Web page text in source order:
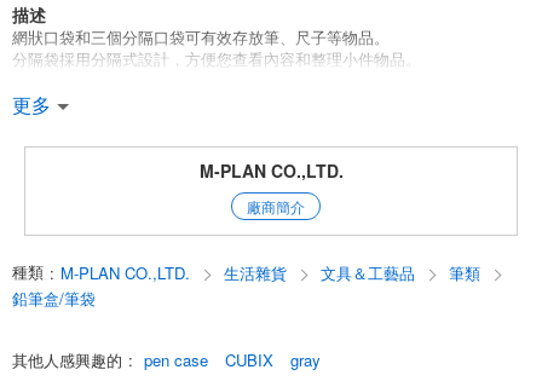
描述
網狀口袋和三個分隔口袋可有效存放筆、尺子等物品。
分隔袋採用分隔式設計，方便您查看內容和整理小件物品。
*多個隔板便於對內容進行分類和整理。
*也可用作化妝包
*緩沖材料可用作智慧型手機、手機電池等的小工具包。
*垂直形狀，便於放入和取出鋼筆
還可用於攜帶求職、資格考試等各種文具用品。
*任何外觀顏色的內襯均為同色系黑色。
*筆盒盒 *垂直優雅型有四種顏色可供選擇：海軍藍、米色、灰色和藍灰
；
更多
M-PLAN CO.,LTD.
廠商簡介
種類 : M-PLAN CO.,LTD. 生活雜貨 文具＆工藝品
筆類
鉛筆盒/筆袋
其他人感興趣的 : pen case CUBIX gray